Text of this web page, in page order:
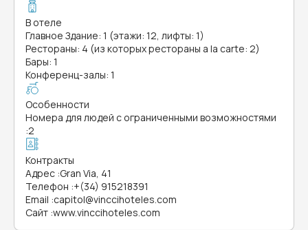
В отеле
Главное Здание: 1 (этажи: 12, лифты: 1)
Рестораны: 4 (из которых рестораны a la carte: 2)
Бары: 1
Конференц-залы: 1
Особенности
Номера для людей с ограниченными возможностями
:2
Контракты
Адрес :Gran Via, 41
Телефон :+(34) 915218391
Email :capitol@vinccihoteles.com
Сайт :www.vinccihoteles.com